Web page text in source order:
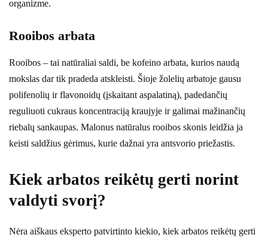
organizme.
Rooibos arbata
Rooibos – tai natūraliai saldi, be kofeino arbata, kurios naudą
mokslas dar tik pradeda atskleisti. Šioje žolelių arbatoje gausu
polifenolių ir flavonoidų (įskaitant aspalatiną), padedančių
reguliuoti cukraus koncentraciją kraujyje ir galimai mažinančių
riebalų sankaupas. Malonus natūralus rooibos skonis leidžia ja
keisti saldžius gėrimus, kurie dažnai yra antsvorio priežastis.
Kiek arbatos reikėtų gerti norint
valdyti svorį?
Nėra aiškaus eksperto patvirtinto kiekio, kiek arbatos reikėtų gerti